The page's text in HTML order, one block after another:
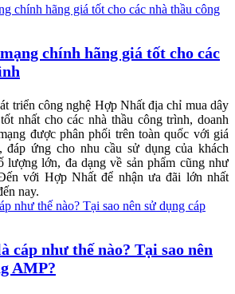
chính hãng giá tốt cho các
triển công nghệ Hợp Nhất địa chỉ mua dây
nhất cho các nhà thầu công trình, doanh
được phân phối trên toàn quốc với giá
ứng cho nhu cầu sử dụng của khách
lượng lớn, đa dạng về sản phẩm cũng như
với Hợp Nhất để nhận ưa đãi lớn nhất
nay.
cáp như thế nào? Tại sao nên
AMP?